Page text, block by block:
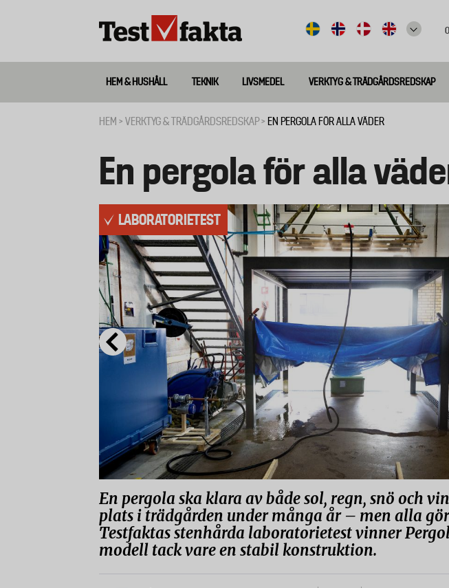
Huvudmeny
ny
HEM & HUSHÅLL TEKNIK LIVSMEDEL VERKTYG & TRÄDGÅRDSREDSKAP
HEM VERKTYG & TRÄDGÅRDSREDSKAP EN PERGOLA FÖR ALLA VÄDER
En pergola för alla
LABORATORIETEST
En pergola ska klara av både sol, regn, snö och
plats i trädgården under många år – men alla
Testfaktas stenhårda laboratorietest vinner
modell tack vare en stabil konstruktion.